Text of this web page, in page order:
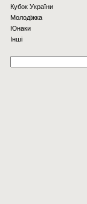
Кубок України
Молодіжка
Юнаки
Інші